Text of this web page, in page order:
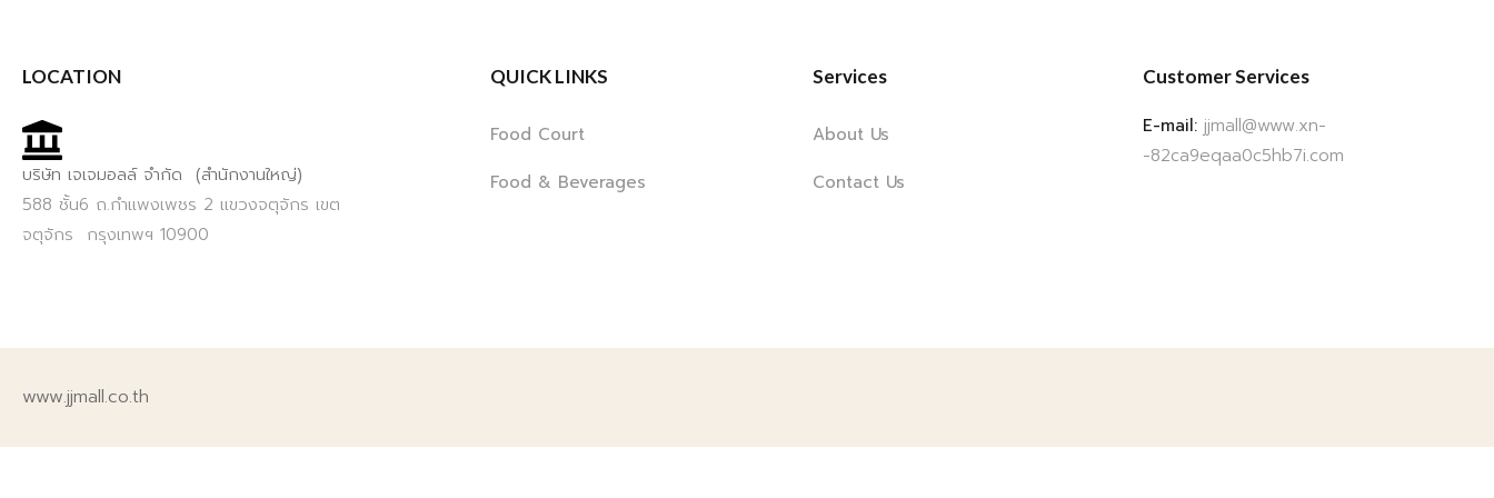
LOCATION
บริษัท เจเจมอลล์ จำกัด (สำนักงานใหญ่)
588 ชั้น6 ถ.กำแพงเพชร 2 แขวงจตุจักร เขต
จตุจักร กรุงเทพฯ 10900
QUICK LINKS
Food Court
Food & Beverages
Services
About Us
Contact Us
Customer Services
E-mail: jjmall@www.xn-
-82ca9eqaa0c5hb7i.com
www.jjmall.co.th